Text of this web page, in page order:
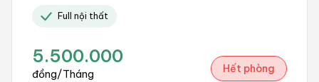
Full nội thất
5.500.000
đồng/Tháng Hết phòng